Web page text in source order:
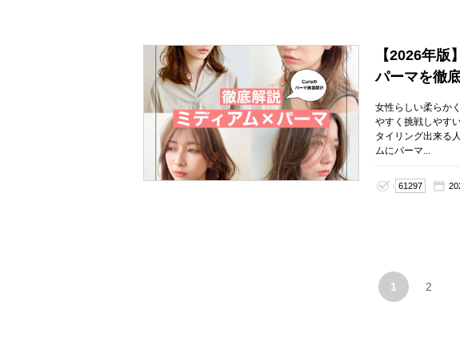
【2026年
パーマを徹
女性らしい柔らか
やすく挑戦しやす
タイリング出来る
ムにパーマ...
61297
1 2